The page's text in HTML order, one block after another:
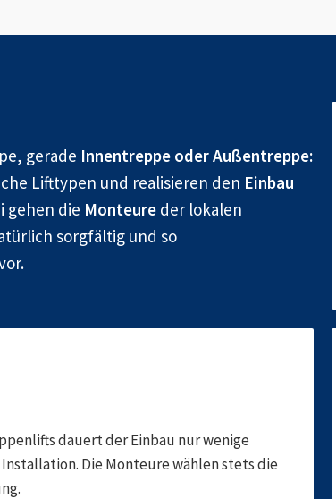
gerade Innentreppe oder Außentreppe:
Lifttypen und realisieren den Einbau
gehen die Monteure der lokalen
sorgfältig und so
dauert der Einbau nur wenige
Die Monteure wählen stets die